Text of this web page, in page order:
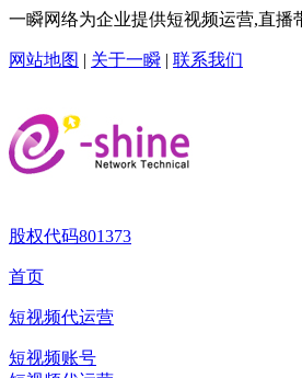
一瞬网络为企业提供短视频运营,直播
网站地图 | 关于一瞬 | 联系我们
股权代码801373
首页
短视频代运营
短视频账号